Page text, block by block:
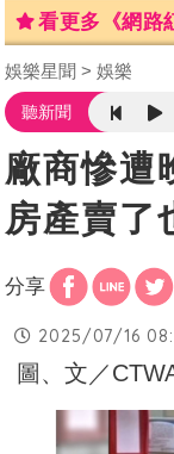
看更多《網路
娛樂星聞 娛樂
聽新聞
廠商慘
房產賣了
分享
2025/07/16
圖、文／